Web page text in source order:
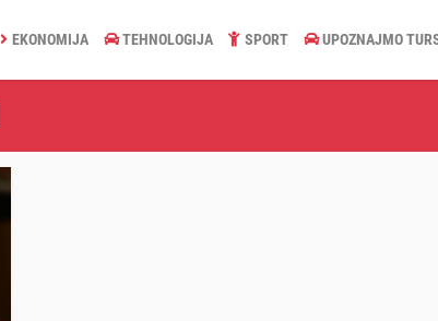
EKONOMIJA TEHNOLOGIJA SPORT UPOZNAJMO